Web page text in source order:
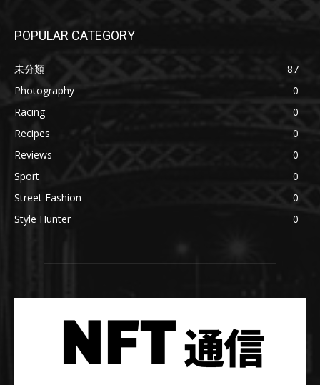
POPULAR CATEGORY
未分類
87
Photography
0
Racing
0
Recipes
0
Reviews
0
Sport
0
Street Fashion
0
Style Hunter
0